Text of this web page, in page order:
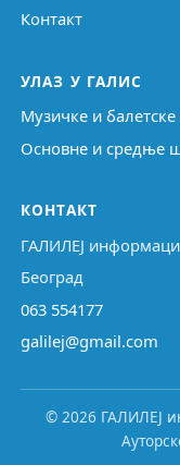
Контакт
УЛАЗ У ГАЛИС
Музичке и
Основне и средње
КОНТАКТ
ГАЛИЛЕЈ
Београд
063 554177
galilej@gmail.com
© 2026 ГАЛИЛЕЈ